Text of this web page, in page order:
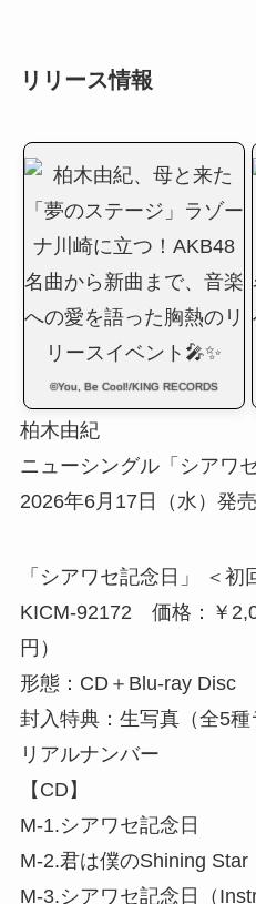
リリース情報
©You, Be Cool!/KING RECORDS
柏木由紀
ニューシングル「シアワ
2026年6月17日（水）発売
「シアワセ記念日」 ＜初
KICM-92172 価格：￥
円）
形態：CD＋Blu-ray Disc
封入特典：生写真（全5
リアルナンバー
【CD】
M-1.シアワセ記念日
M-2.君は僕のShining Star
M-3.シアワセ記念日（